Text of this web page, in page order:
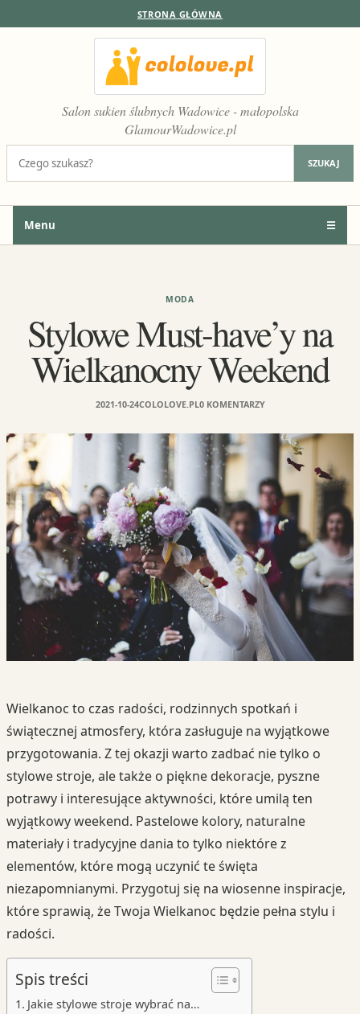
STRONA GŁÓWNA
Salon sukien ślubnych Wadowice - małopolska
GlamourWadowice.pl
SZUKAJ
Menu ☰
MODA
Stylowe Must-have’y na
Wielkanocny Weekend
2021-10-24COLOLOVE.PL0 KOMENTARZY
Wielkanoc to czas radości, rodzinnych spotkań i
świątecznej atmosfery, która zasługuje na wyjątkowe
przygotowania. Z tej okazji warto zadbać nie tylko o
stylowe stroje, ale także o piękne dekoracje, pyszne
potrawy i interesujące aktywności, które umilą ten
wyjątkowy weekend. Pastelowe kolory, naturalne
materiały i tradycyjne dania to tylko niektóre z
elementów, które mogą uczynić te święta
niezapomnianymi. Przygotuj się na wiosenne inspiracje,
które sprawią, że Twoja Wielkanoc będzie pełna stylu i
radości.
Spis treści
Jakie stylowe stroje wybrać na…